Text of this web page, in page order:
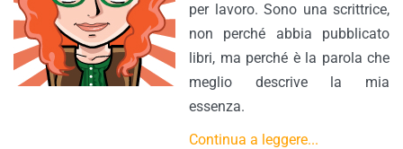
per lavoro. Sono una scrittrice,
non perché abbia pubblicato
libri, ma perché è la parola che
meglio descrive la mia
essenza.
Continua a leggere...